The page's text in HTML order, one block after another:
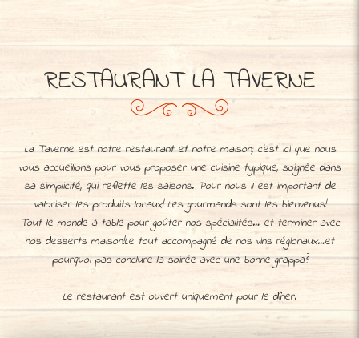
RESTAURANT LA TAVERNE
La Taverne est notre restaurant et notre maison; c‘est ici que nous
vous accueillons pour vous proposer une cuisine typique, soignée dans
sa simplicité, qui reflette les saisons. Pour nous il est important de
valoriser les produits locaux! Les gourmands sont les bienvenus!
Tout le monde à table pour goûter nos spécialités… et terminer avec
nos desserts maison!Le tout accompagné de nos vins régionaux…et
pourquoi pas conclure la soirée avec une bonne grappa?
Le restaurant est ouvert uniquement pour le dîner.